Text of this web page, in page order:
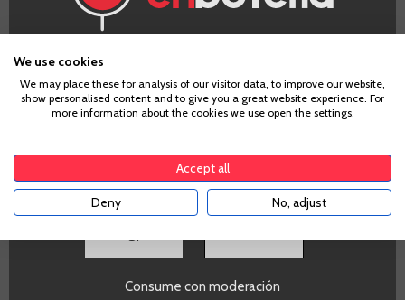
unas viñas centenarias de 80 a 100 años de edad,
intervención posible, la bodega Matsu elabora vinos
potentes, con personalidad, pero aportando una suavidad y
elegancia inusual en los vinos de Toro.
¿Eres mayor de edad?
Para acceder a enbotella, debes tener la edad legal de
tu país de residencia, lo cual es suficiente para
aplicable. Confirma si tienes más de18años
Consume con moderación
We use cookies
We may place these for analysis of our visitor data, to improve our website,
show personalised content and to give you a great website experience. For
more information about the cookies we use open the settings.
Accept all
Deny No, adjust